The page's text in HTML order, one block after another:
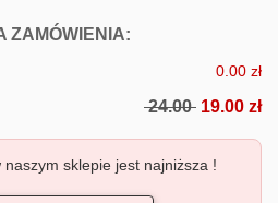
ZAMÓWIENIA:FOTOTAPETY
0.00 zł
24.00 19.00 zł
sklepie jest najniższa !